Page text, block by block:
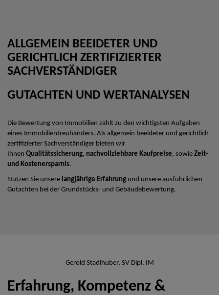
ALLGEMEIN BEEIDETER UND
GERICHTLICH ZERTIFIZIERTER
SACHVERSTÄNDIGER
GUTACHTEN UND WERTANALYSEN
Die Bewertung von Immobilien zählt zu den wichtigsten Aufgaben
eines Immobilientreuhänders. Als allgemein beeideter und gerichtlich
zertifizierter Sachverständiger bieten wir
Ihnen Qualitätssicherung, nachvollziehbare Kaufpreise, sowie Zeit-
und Kostenersparnis.
Nutzen Sie unsere langjährige Erfahrung und unsere ausführlichen
Gutachten bei der Grundstücks- und Gebäudebewertung.
Gerold Stadlhuber, SV Dipl. IM
Erfahrung, Kompetenz &